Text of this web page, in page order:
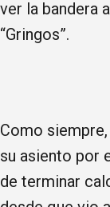
ver la bandera
“Gringos”.
Como
su asiento por
de terminar